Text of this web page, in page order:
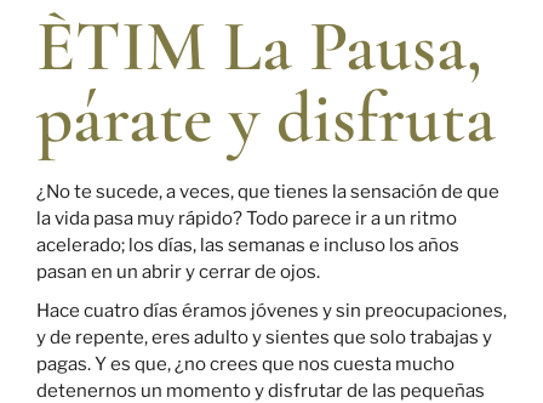
ÈTIM La Pausa,
párate y disfruta
¿No te sucede, a veces, que tienes la sensación de que
la vida pasa muy rápido? Todo parece ir a un ritmo
acelerado; los días, las semanas e incluso los años
pasan en un abrir y cerrar de ojos.
Hace cuatro días éramos jóvenes y sin preocupaciones,
y de repente, eres adulto y sientes que solo trabajas y
pagas. Y es que, ¿no crees que nos cuesta mucho
detenernos un momento y disfrutar de las pequeñas